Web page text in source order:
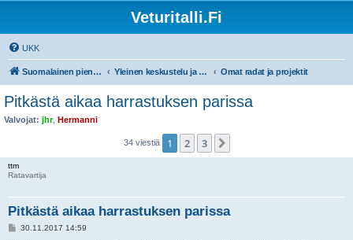
Veturitalli.Fi
UKK
Suomalainen pienoisrautatiefoorumi Yleinen keskustelu ja muut mittakaavat Omat radat ja projektit
Pitkästä aikaa harrastuksen parissa
Valvojat: jhr, Hermanni
34 viestiä 1 2 3
ttm
Ratavartija
Pitkästä aikaa harrastuksen parissa
V30.11.2017 14:59